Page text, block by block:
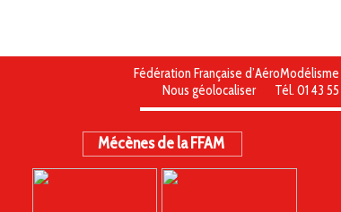
Fédération Française
Nous géolocaliser
Tél. 01 43
Mécènes de la FFAM